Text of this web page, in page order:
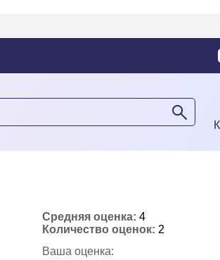
Средняя оценка: 4
Количество оценок: 2
Ваша оценка: